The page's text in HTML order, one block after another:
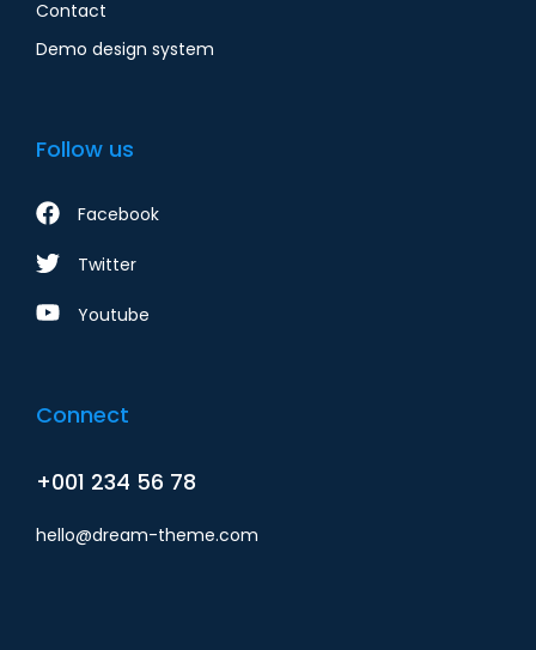
Contact
Demo design system
Follow us
Facebook
Twitter
Youtube
Connect
+001 234 56 78
hello@dream-theme.com